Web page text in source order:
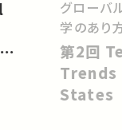
グローバ
学のあり
第2回 Technology Transfer
States